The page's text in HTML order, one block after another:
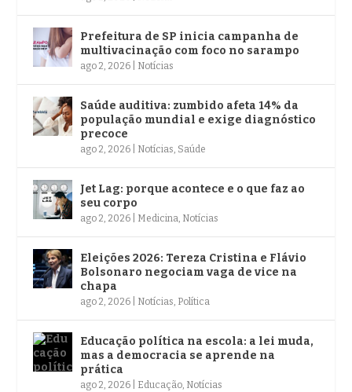
Prefeitura de SP inicia campanha de
multivacinação com foco no sarampo
ago 2, 2026 Notícias
Saúde auditiva: zumbido afeta 14% da
população mundial e exige diagnóstico
precoce
ago 2, 2026 Notícias, Saúde
Jet Lag: porque acontece e o que faz ao
seu corpo
ago 2, 2026 Medicina, Notícias
Eleições 2026: Tereza Cristina e Flávio
Bolsonaro negociam vaga de vice na
chapa
ago 2, 2026 Notícias, Política
Educação política na escola: a lei muda,
mas a democracia se aprende na
prática
ago 2, 2026 Educação, Notícias